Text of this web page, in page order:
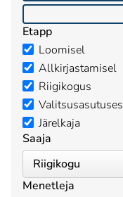
Etapp
Loomisel
Allkirjastamisel
Riigikogus
Valitsusasutuses
Järelkaja
Saaja
Menetleja